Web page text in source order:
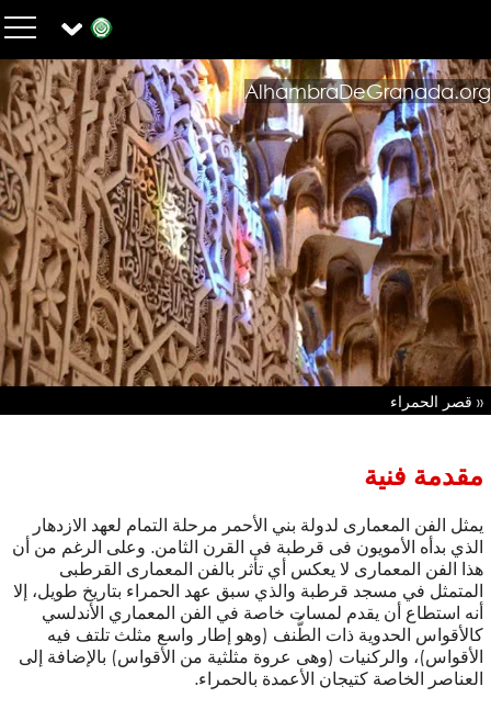
AlhambraDeGranada.org
« قصر الحمراء
مقدمة فنية
يمثل الفن المعمارى لدولة بني الأحمر مرحلة التمام لعهد الازدهار
الذي بدأه الأمويون فى قرطبة فى القرن الثامن. وعلى الرغم من أن
هذا الفن المعمارى لا يعكس أي تأثر بالفن المعمارى القرطبى
المتمثل في مسجد قرطبة والذي سبق عهد الحمراء بتاريخ طويل، إلا
أنه استطاع أن يقدم لمسات خاصة في الفن المعماري الأندلسي
كالأقواس الحدوية ذات الطُّنف (وهو إطار واسع مثلث تلتف فيه
الأقواس)، والركنيات (وهى عروة مثلثية من الأقواس) بالإضافة إلى
العناصر الخاصة كتيجان الأعمدة بالحمراء.